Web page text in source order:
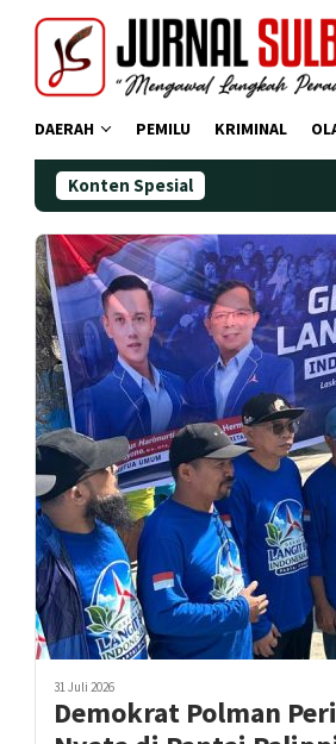
DAERAH PEMILU KRIMINAL
Konten Spesial Demokrat
31 Juli 2026
Demokrat Polman